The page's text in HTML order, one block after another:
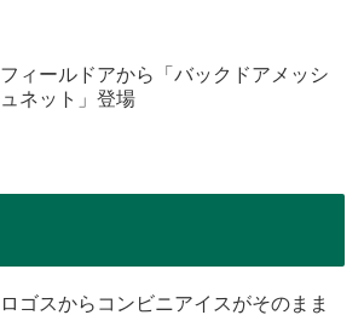
フィールドアから「バックドアメッシ
ュネット」登場
ロゴスからコンビニアイスがそのまま